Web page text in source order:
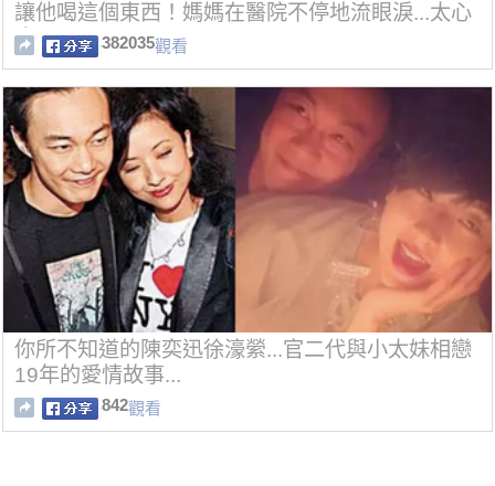
讓他喝這個東西！媽媽在醫院不停地流眼淚...太心
痛了！
382035觀看
你所不知道的陳奕迅徐濠縈...官二代與小太妹相戀
19年的愛情故事...
842觀看